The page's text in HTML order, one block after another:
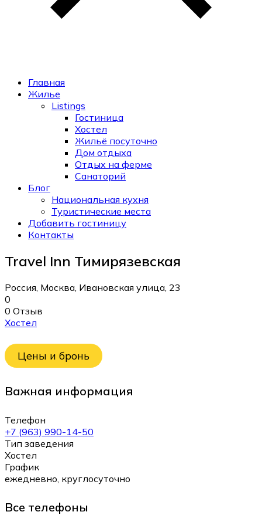
Главная
Жилье
Listings
Гостиница
Хостел
Жильё посуточно
Дом отдыха
Отдых на ферме
Санаторий
Блог
Национальная кухня
Туристические места
Добавить гостиницу
Контакты
Travel Inn Тимирязевская
Россия, Москва, Ивановская улица, 23
0
0 Отзыв
Хостел
Цены и бронь
Важная информация
Телефон
+7 (963) 990-14-50
Тип заведения
Хостел
График
ежедневно, круглосуточно
Все телефоны